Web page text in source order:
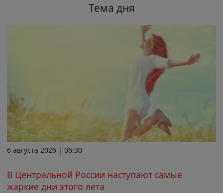
Тема дня
6 августа 2026 | 06:30
В Центральной России наступают самые
жаркие дни этого лета